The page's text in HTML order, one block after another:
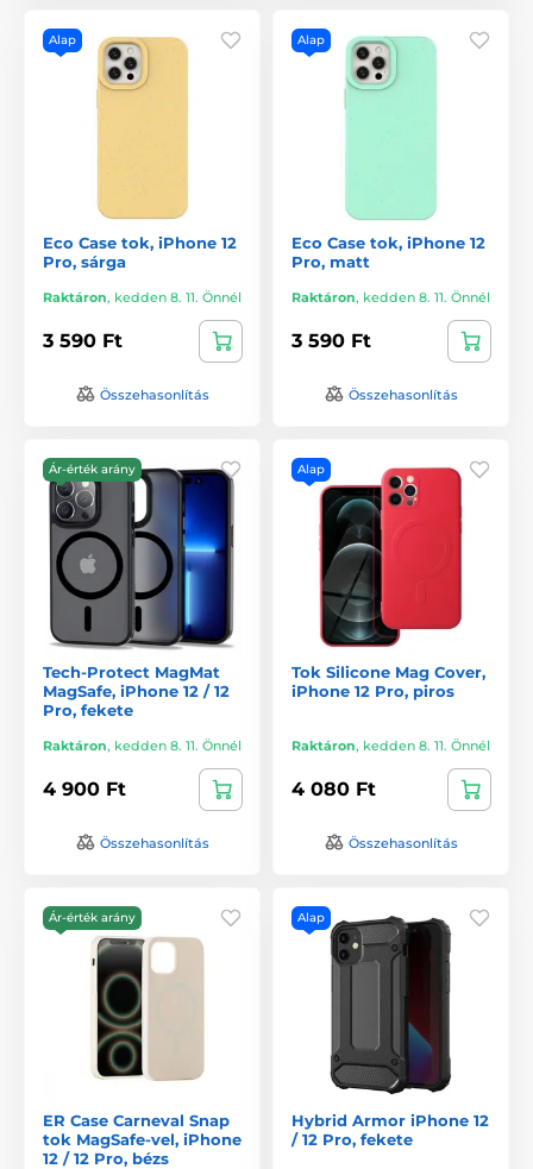
Alap
Eco Case tok, iPhone 12
Pro, sárga
Raktáron, kedden 8. 11. Önnél
3 590 Ft
Összehasonlítás
Alap
Eco Case tok, iPhone 12
Pro, matt
Raktáron, kedden 8. 11. Önnél
3 590 Ft
Összehasonlítás
Ár-érték arány
Tech-Protect MagMat
MagSafe, iPhone 12 / 12
Pro, fekete
Raktáron, kedden 8. 11. Önnél
4 900 Ft
Összehasonlítás
Alap
Tok Silicone Mag Cover,
iPhone 12 Pro, piros
Raktáron, kedden 8. 11. Önnél
4 080 Ft
Összehasonlítás
Ár-érték arány
ER Case Carneval Snap
tok MagSafe-vel, iPhone
12 / 12 Pro, bézs
Alap
Hybrid Armor iPhone 12
/ 12 Pro, fekete